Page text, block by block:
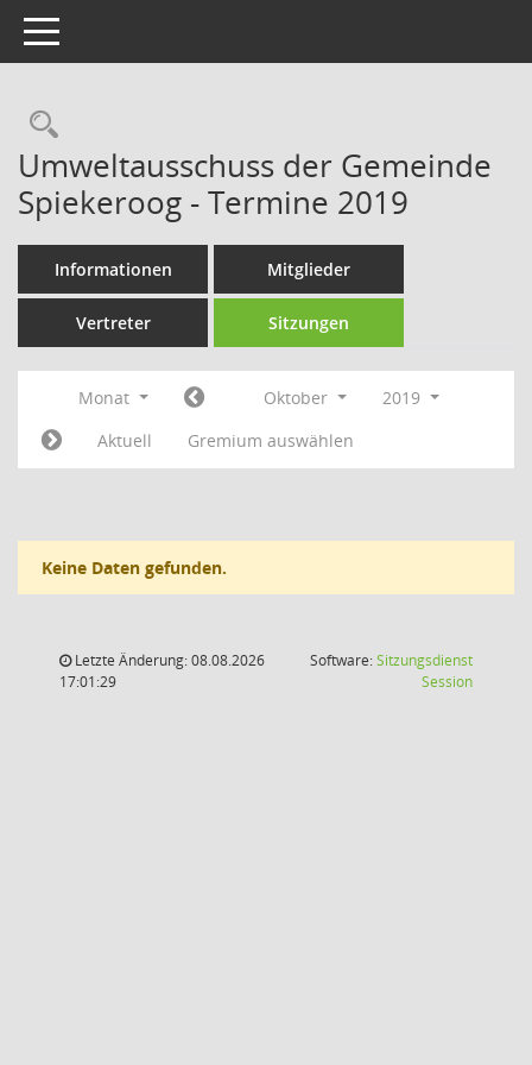
Toggle navigation
Rechercheauswahl
Umweltausschuss der Gemeinde
Spiekeroog - Termine 2019
Informationen Mitglieder
Vertreter Sitzungen
Monat Oktober
2019
Aktuell
Gremium auswählen
Keine Daten gefunden.
Letzte Änderung: 08.08.2026
17:01:29
Software:Sitzungsdienst
Session(Wird in